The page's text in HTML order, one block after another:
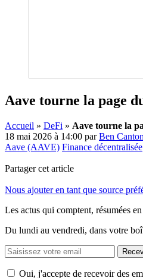
Aave tourne la page
Accueil » DeFi » Aave tourne la
18 mai 2026 à 14:00 parBen Canton
Aave (AAVE) Finance décentralisée
Partager cet article
Nous ajouter en tant que source
Les actus qui comptent, résumées
Du lundi au vendredi, dans votre
Oui, j'accepte de recevoir des